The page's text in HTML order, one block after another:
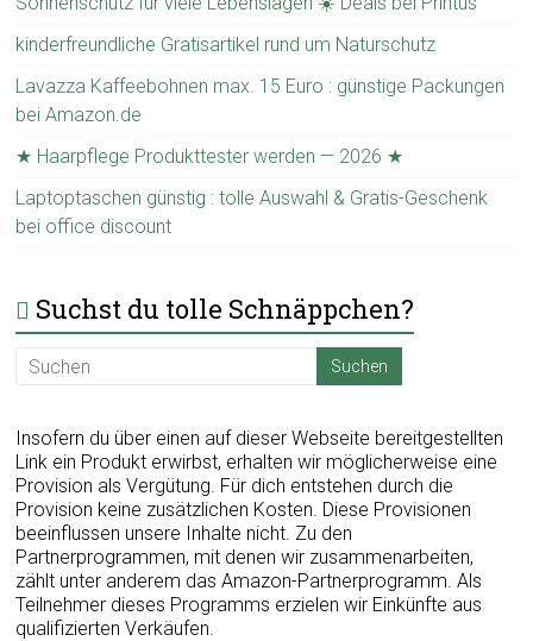
kinderfreundliche Gratisartikel rund um Naturschutz
Lavazza Kaffeebohnen max. 15 Euro : günstige Packungen
bei Amazon.de
★ Haarpflege Produkttester werden — 2026 ★
Laptoptaschen günstig : tolle Auswahl & Gratis-Geschenk
bei office discount
Suchst du tolle Schnäppchen?
Insofern du über einen auf dieser Webseite bereitgestellten
Link ein Produkt erwirbst, erhalten wir möglicherweise eine
Provision als Vergütung. Für dich entstehen durch die
Provision keine zusätzlichen Kosten. Diese Provisionen
beeinflussen unsere Inhalte nicht. Zu den
Partnerprogrammen, mit denen wir zusammenarbeiten,
zählt unter anderem das Amazon-Partnerprogramm. Als
Teilnehmer dieses Programms erzielen wir Einkünfte aus
qualifizierten Verkäufen.